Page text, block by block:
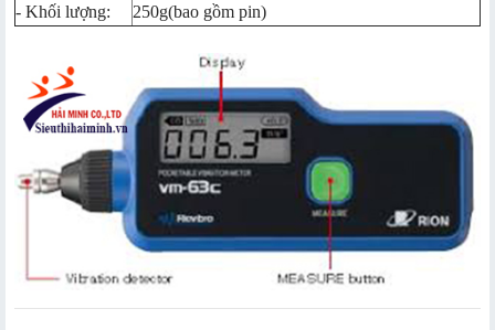
- Khối lượng:
250g(bao gồm pin)